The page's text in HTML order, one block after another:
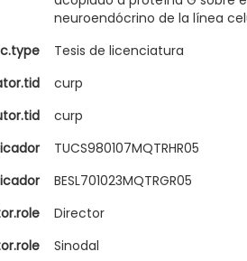
neuroendócrino de la línea
Tesis de licenciatura
curp
curp
TUCS980107MQTRHR05
BESL701023MQTRGR05
Director
Sinodal